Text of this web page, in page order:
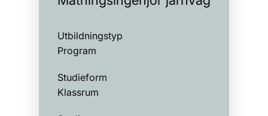
Utbildningstyp
Program
Studieform
Klassrum